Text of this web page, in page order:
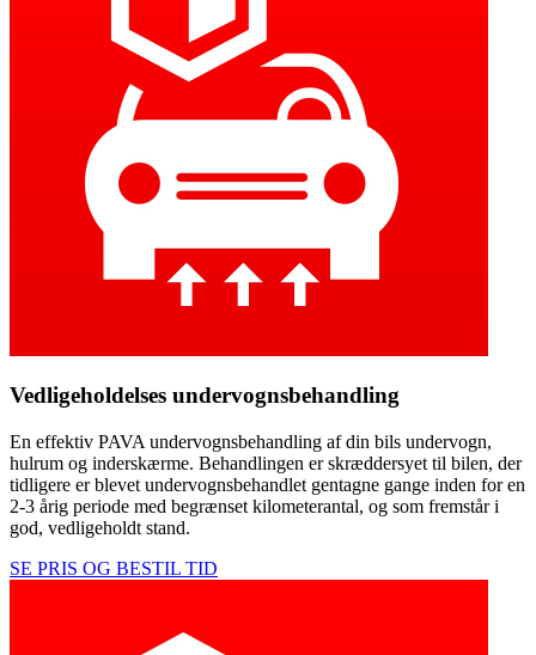
Vedligeholdelses undervognsbehandling
En effektiv PAVA undervognsbehandling af din bils undervogn,
hulrum og inderskærme. Behandlingen er skræddersyet til bilen, der
tidligere er blevet undervognsbehandlet gentagne gange inden for en
2-3 årig periode med begrænset kilometerantal, og som fremstår i
god, vedligeholdt stand.
SE PRIS OG BESTIL TID